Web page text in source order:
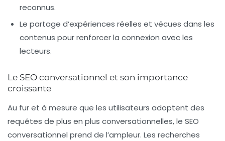
reconnus.
Le partage d’expériences réelles et vécues dans les
contenus pour renforcer la connexion avec les
lecteurs.
Le SEO conversationnel et son importance
croissante
Au fur et à mesure que les utilisateurs adoptent des
requêtes de plus en plus conversationnelles, le SEO
conversationnel prend de l’ampleur. Les recherches